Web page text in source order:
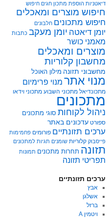
דיאטניות הוספת מתכון חגים חיפוש
חיפוש מוצרים ומאכלים
חיפוש מתכונים חלבונים
יומן דיאטה יומן מעקב כתבות
מאמני כושר
מוצרים ומאכלים
מחשבון קלוריות
מחשבוני תזונה מילון האוכל
מנוי אתר מנוי פרימיום
מתכונדיאל מתכוני השבוע מתכוני וידאו
מתכונים
ניהול לקוחות סוגי מתכונים
ספורט עדכונים באתר
ערכים תזונתיים פורומים פחמימות
פייסבוק קלוריות שומנים תגיות למתכונים
תזונה תחרות מתכונים תמונות
תפריטי תזונה
ערכים תזונתיים
אבץ
אשלגן
ברזל
ויטמין A